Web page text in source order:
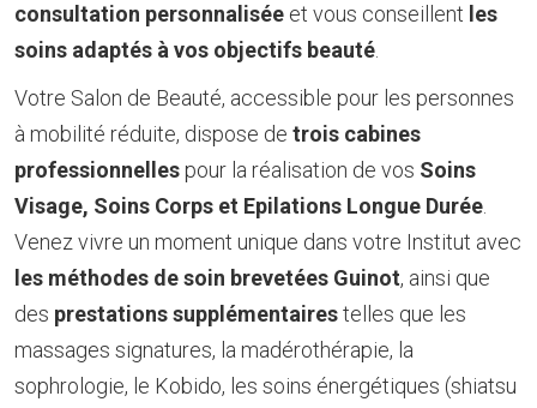
consultation personnalisée et vous conseillent les
soins adaptés à vos objectifs beauté
Votre Salon de Beauté, accessible pour les personnes
à mobilité réduite, dispose de trois cabines
professionnelles pour la réalisation de vos Soins
Visage, Soins Corps et Epilations Longue Durée
Venez vivre un moment unique dans votre Institut avec
les méthodes de soin brevetées Guinot, ainsi que
des prestations supplémentairestelles que les
massages signatures, la madérothérapie, la
sophrologie, le Kobido, les soins énergétiques (shiatsu